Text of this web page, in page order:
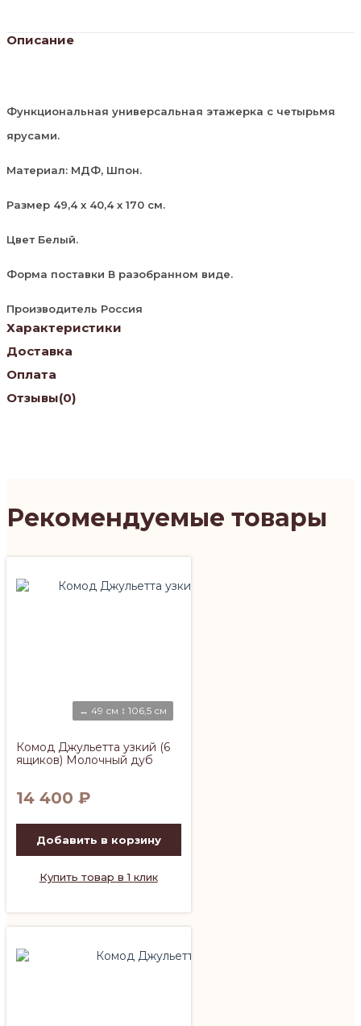
Описание
Функциональная универсальная этажерка с четырьмя
ярусами.
Материал: МДФ, Шпон.
Размер 49,4 х 40,4 х 170 см.
Цвет Белый.
Форма поставки В разобранном виде.
Производитель Россия
Характеристики
Доставка
Оплата
Отзывы(0)
Рекомендуемые товары
↔ 49 см ↕ 106,5 см
Комод Джульетта узкий (6
ящиков) Молочный дуб
14 400 ₽
Добавить в корзину
Купить товар в 1 клик